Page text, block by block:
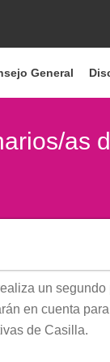
General
as
un segundo
en cuenta
de Casilla.